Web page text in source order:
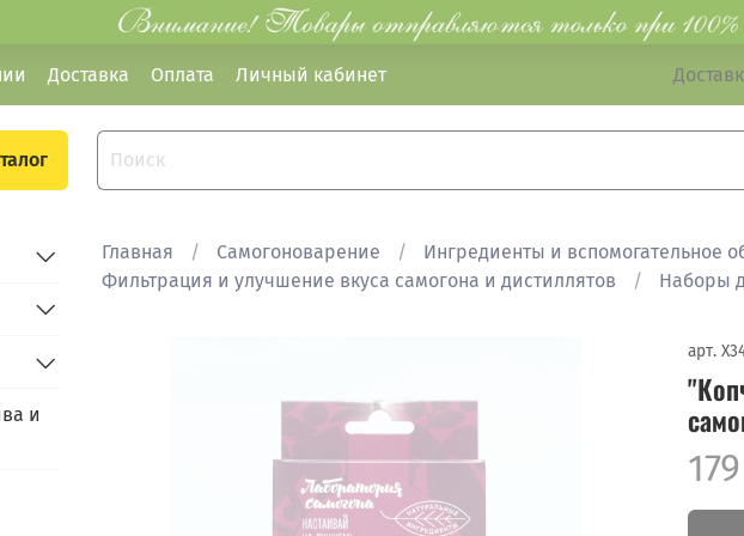
Доставка Оплата Личный кабинет
Главная Самогоноварение
Ингредиенты и вспомогательное
Фильтрация и улучшение вкуса самогона и дистиллятов
Наборы
арт.
и